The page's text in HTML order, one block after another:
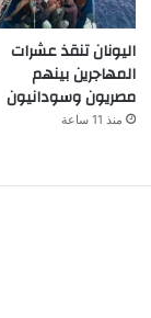
اليونان تنقذ عشرات
المهاجرين بينهم
مصريون وسودانيون
منذ 11 ساعة